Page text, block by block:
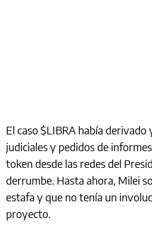
El caso $LIBRA había derivado
judiciales y pedidos de
token desde las redes del
derrumbe. Hasta ahora, Milei
estafa y que no tenía un
proyecto.